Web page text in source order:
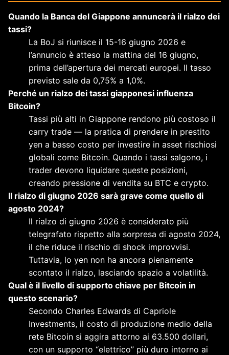
Quando la Banca del Giappone annuncerà il rialzo dei
tassi?
La BoJ si riunisce il 15-16 giugno 2026 e
l’annuncio è atteso la mattina del 16 giugno,
prima dell’apertura dei mercati europei. Il tasso
previsto sale da 0,75% a 1,0%.
Perché un rialzo dei tassi giapponesi influenza
Bitcoin?
Tassi più alti in Giappone rendono più costoso il
carry trade — la pratica di prendere in prestito
yen a basso costo per investire in asset rischiosi
globali come Bitcoin. Quando i tassi salgono, i
trader devono liquidare queste posizioni,
creando pressione di vendita su BTC e crypto.
Il rialzo di giugno 2026 sarà grave come quello di
agosto 2024?
Il rialzo di giugno 2026 è considerato più
telegrafato rispetto alla sorpresa di agosto 2024,
il che riduce il rischio di shock improvvisi.
Tuttavia, lo yen non ha ancora pienamente
scontato il rialzo, lasciando spazio a volatilità.
Qual è il livello di supporto chiave per Bitcoin in
questo scenario?
Secondo Charles Edwards di Capriole
Investments, il costo di produzione medio della
rete Bitcoin si aggira attorno ai 63.500 dollari,
con un supporto “elettrico” più duro intorno ai